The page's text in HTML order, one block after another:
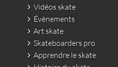
Vidéos skate
Évènements
Art skate
Skateboarders pro
Apprendre le skate